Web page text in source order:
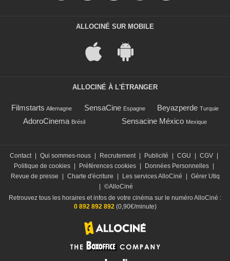
ALLOCINÉ SUR MOBILE
ALLOCINÉ À L'ÉTRANGER
Filmstarts Allemagne SensaCine Espagne Beyazperde Turquie
AdoroCinema Brésil Sensacine México Mexique
Contact Qui sommes-nous Recrutement Publicité CGU CGV
Politique de cookies
Préférences cookies Données Personnelles
Revue de presse
Charte d'écriture Les services AlloCiné
Gérer Utiq
©AlloCiné
Retrouvez tous les horaires et infos de votre cinéma sur le numéro AlloCiné :
0 892 892 892(0,90€/minute)